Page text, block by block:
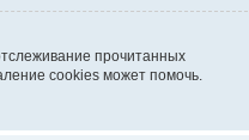
прочитанных
cookies может помочь.